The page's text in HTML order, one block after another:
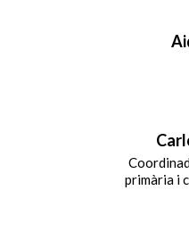
primària i